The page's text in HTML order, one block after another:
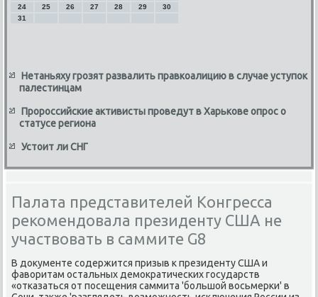
24
25 26 27 28 29
30
31
Нетаньяху грозят развалить правкоалицию в случае уступок
палестинцам
Пророссийские активисты проведут в Харькове опрос о
статусе региона
Устоит ли СНГ
Палата представителей Конгресса
рекомендовала президенту США не
участвовать в саммите G8
В дοκументе содержится призыв к президенту США и
фавοритам остальных демоκратических государств
«отказаться от посещения саммита 'большой вοсьмерки' в